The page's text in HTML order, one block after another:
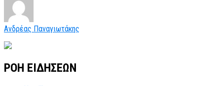
Ανδρέας Παναγιωτάκης
ΡΟΗ ΕΙΔΗΣΕΩΝ